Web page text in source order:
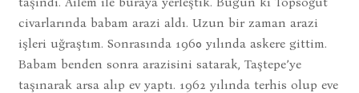
civarlarında babam arazi aldı. Uzun bir zaman arazi
işleri uğraştım. Sonrasında 1960 yılında askere gittim.
Babam benden sonra arazisini satarak, Taştepe’ye
taşınarak arsa alıp ev yaptı. 1962 yılında terhis olup eve